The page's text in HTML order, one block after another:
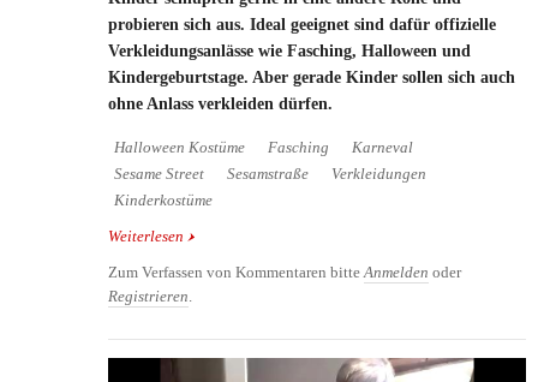
probieren sich aus. Ideal geeignet sind dafür offizielle
Verkleidungsanlässe wie Fasching, Halloween und
Kindergeburtstage. Aber gerade Kinder sollen sich auch
ohne Anlass verkleiden dürfen.
Halloween Kostüme Fasching
Karneval
Sesame Street
Sesamstraße
Verkleidungen
Kinderkostüme
Weiterlesen über Lustige Sesame Street Verkleidungen für
Zum Verfassen von Kommentaren bitte Anmelden oder
Registrieren